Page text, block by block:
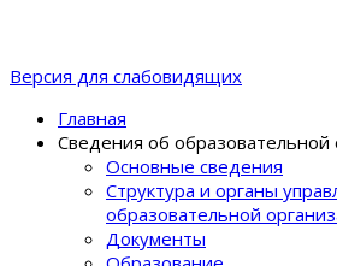
Версия для слабовидящих
Главная
Сведения об образовательной
Основные сведения
Структура и органы
образовательной
Документы